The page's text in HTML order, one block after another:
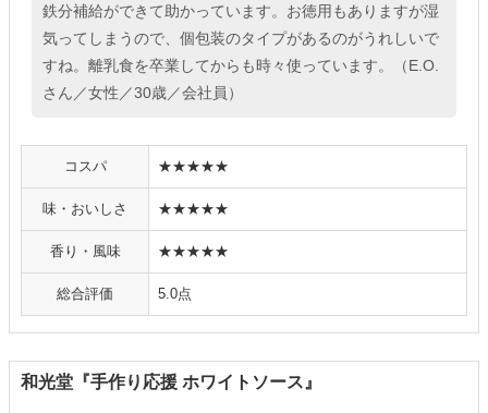
鉄分補給ができて助かっています。お徳用もありますが湿
気ってしまうので、個包装のタイプがあるのがうれしいで
すね。離乳食を卒業してからも時々使っています。（E.O.
さん／女性／30歳／会社員）
コスパ ★★★★★
味・おいしさ ★★★★★
香り・風味 ★★★★★
総合評価 5.0点
和光堂『手作り応援 ホワイトソース』